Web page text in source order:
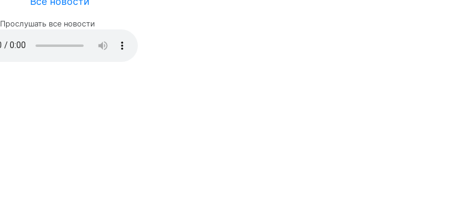
Прослушать все новости